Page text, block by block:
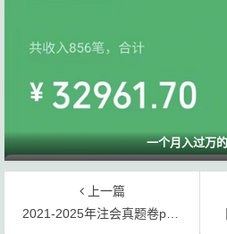
一个月入过万
上一篇
2021-2025年注会真题卷pdf电子版下载